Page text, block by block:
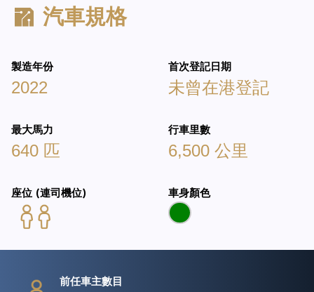
汽車規格
製造年份
2022
首次登記日期
未曾在港登記
最大馬力
640 匹
行車里數
6,500 公里
座位 (連司機位) 車身顏色
前任車主數目